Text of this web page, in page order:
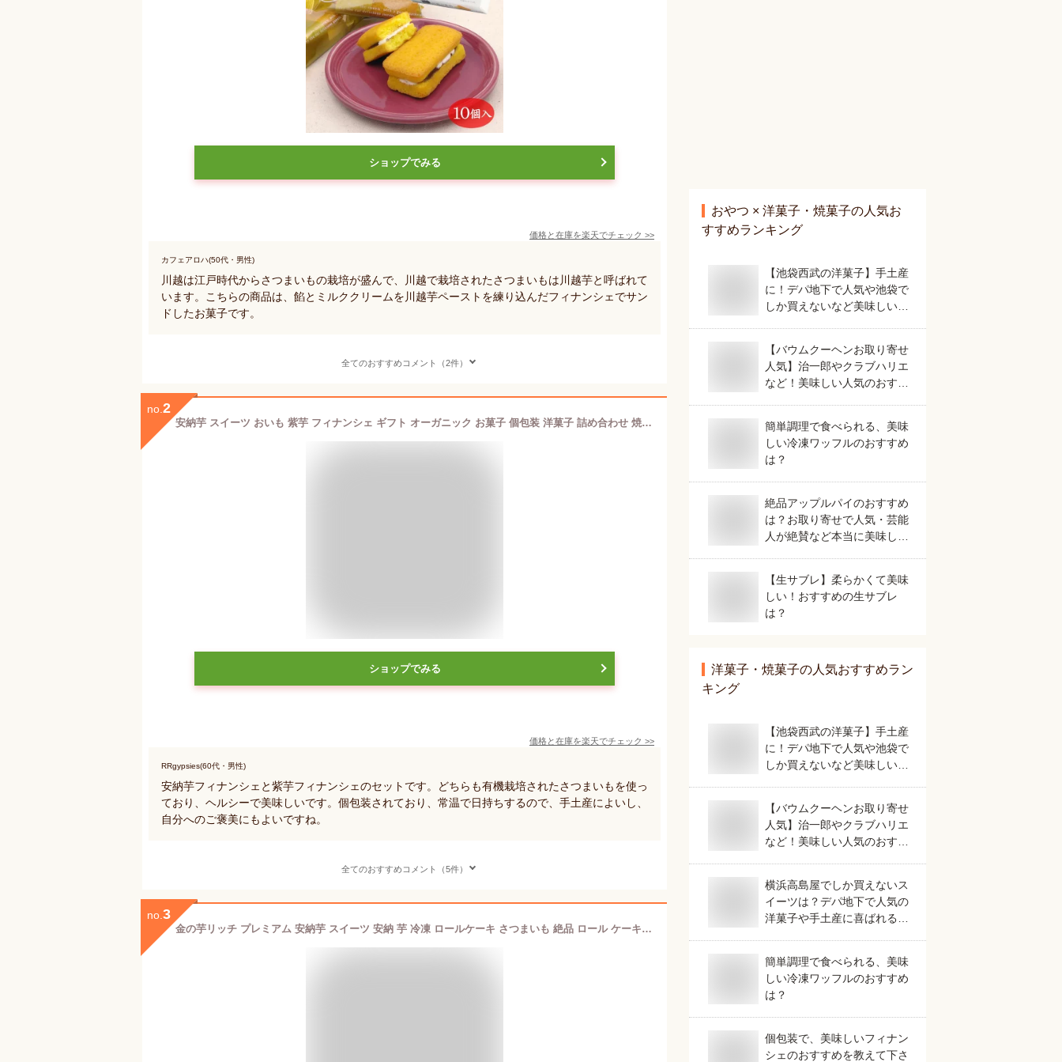
ショップでみる
価格と在庫を楽天でチェック >>
カフェアロハ(50代・男性)
川越は江戸時代からさつまいもの栽培が盛んで、川越で栽培されたさつまいもは川越芋と呼ばれて
います。こちらの商品は、餡とミルククリームを川越芋ペーストを練り込んだフィナンシェでサン
ドしたお菓子です。
全てのおすすめコメント（2件）
no. 2
安納芋 スイーツ おいも 紫芋 フィナンシェ ギフト オーガニック お菓子 個包装 洋菓子 詰め合わせ 焼き菓子 プチギフト 手土産 送料無料 高級 小分け 和菓子 お取り寄せ 長崎 お取り寄せスイーツ 焼菓子 芋 さつまいも 有機栽培 美味しいお菓子
ショップでみる
価格と在庫を楽天でチェック >>
RRgypsies(60代・男性)
安納芋フィナンシェと紫芋フィナンシェのセットです。どちらも有機栽培されたさつまいもを使っ
ており、ヘルシーで美味しいです。個包装されており、常温で日持ちするので、手土産によいし、
自分へのご褒美にもよいですね。
全てのおすすめコメント（5件）
no. 3
金の芋リッチ プレミアム 安納芋 スイーツ 安納 芋 冷凍 ロールケーキ さつまいも 絶品 ロール ケーキ 高級 お菓子 さつま芋 サツマイモ ギフト 芋 洋菓子 お取り寄せ 冷凍ケーキ お取り寄せスイーツ 送料無料 さつまいものお菓子 roll
おやつ × 洋菓子・焼菓子の人気お
すすめランキング
【池袋西武の洋菓子】手土産
に！デパ地下で人気や池袋で
しか買えないなど美味しいお
【バウムクーヘンお取り寄せ
人気】治一郎やクラブハリエ
など！美味しい人気のおすす
簡単調理で食べられる、美味
しい冷凍ワッフルのおすすめ
は？
絶品アップルパイのおすすめ
は？お取り寄せで人気・芸能
人が絶賛など本当に美味しい
【生サブレ】柔らかくて美味
しい！おすすめの生サブレ
は？
洋菓子・焼菓子の人気おすすめラン
キング
【池袋西武の洋菓子】手土産
に！デパ地下で人気や池袋で
しか買えないなど美味しいお
【バウムクーヘンお取り寄せ
人気】治一郎やクラブハリエ
など！美味しい人気のおすす
横浜高島屋でしか買えないス
イーツは？デパ地下で人気の
洋菓子や手土産に喜ばれるも
簡単調理で食べられる、美味
しい冷凍ワッフルのおすすめ
は？
個包装で、美味しいフィナン
シェのおすすめを教えて下さ